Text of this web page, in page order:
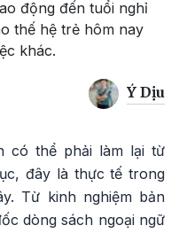
động đến tuổi nghỉ
thế hệ trẻ hôm nay
khác.
Ý Dịu
có thể phải làm lại từ
đây là thực tế trong
Từ kinh nghiệm bản
dòng sách ngoại ngữ